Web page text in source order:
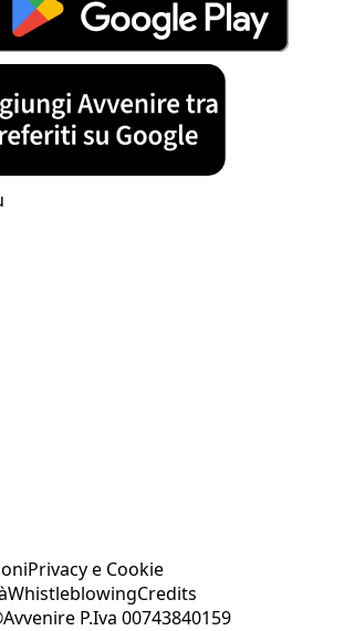
Privacy e Cookie
WhistleblowingCredits
P.Iva 00743840159